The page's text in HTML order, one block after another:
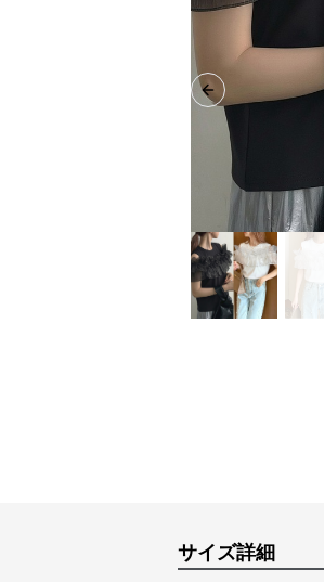
Previous slide
サイズ詳細